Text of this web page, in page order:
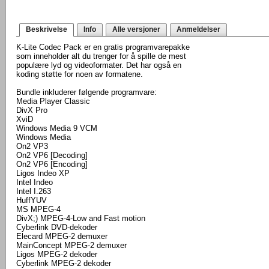
Beskrivelse Info Alle versjoner Anmeldelser
K-Lite Codec Pack er en gratis programvarepakke
som inneholder alt du trenger for å spille de mest
populære lyd og videoformater. Det har også en
koding støtte for noen av formatene.
Bundle inkluderer følgende programvare:
Media Player Classic
DivX Pro
XviD
Windows Media 9 VCM
Windows Media
On2 VP3
On2 VP6 [Decoding]
On2 VP6 [Encoding]
Ligos Indeo XP
Intel Indeo
Intel I.263
HuffYUV
MS MPEG-4
DivX;) MPEG-4-Low and Fast motion
Cyberlink DVD-dekoder
Elecard MPEG-2 demuxer
MainConcept MPEG-2 demuxer
Ligos MPEG-2 dekoder
Cyberlink MPEG-2 dekoder